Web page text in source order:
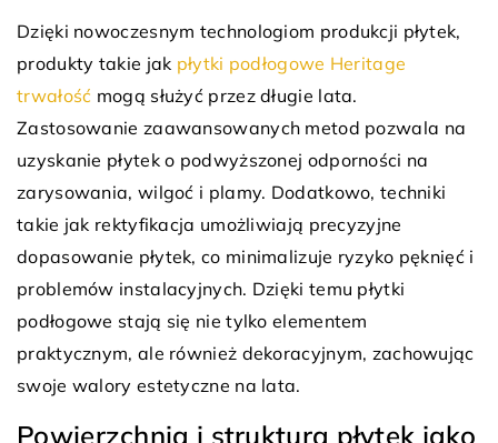
Dzięki nowoczesnym technologiom produkcji płytek,
produkty takie jak płytki podłogowe Heritage
trwałość mogą służyć przez długie lata.
Zastosowanie zaawansowanych metod pozwala na
uzyskanie płytek o podwyższonej odporności na
zarysowania, wilgoć i plamy. Dodatkowo, techniki
takie jak rektyfikacja umożliwiają precyzyjne
dopasowanie płytek, co minimalizuje ryzyko pęknięć i
problemów instalacyjnych. Dzięki temu płytki
podłogowe stają się nie tylko elementem
praktycznym, ale również dekoracyjnym, zachowując
swoje walory estetyczne na lata.
Powierzchnia i struktura płytek jako